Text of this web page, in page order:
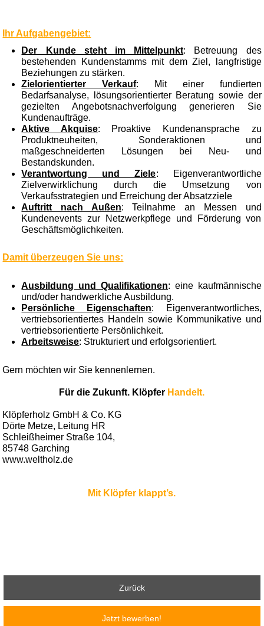
Ihr Aufgabengebiet:
Der Kunde steht im Mittelpunkt: Betreuung des
bestehenden Kundenstamms mit dem Ziel, langfristige
Beziehungen zu stärken.
Zielorientierter Verkauf: Mit einer fundierten
Bedarfsanalyse, lösungsorientierter Beratung sowie der
gezielten Angebotsnachverfolgung generieren Sie
Kundenaufträge.
Aktive Akquise: Proaktive Kundenansprache zu
Produktneuheiten, Sonderaktionen und
maßgeschneiderten Lösungen bei Neu- und
Bestandskunden.
Verantwortung und Ziele: Eigenverantwortliche
Zielverwirklichung durch die Umsetzung von
Verkaufsstrategien und Erreichung der Absatzziele
Auftritt nach Außen: Teilnahme an Messen und
Kundenevents zur Netzwerkpflege und Förderung von
Geschäftsmöglichkeiten.
Damit überzeugen Sie uns:
Ausbildung und Qualifikationen: eine kaufmännische
und/oder handwerkliche Ausbildung.
Persönliche Eigenschaften: Eigenverantwortliches,
vertriebsorientiertes Handeln sowie Kommunikative und
vertriebsorientierte Persönlichkeit.
Arbeitsweise: Strukturiert und erfolgsorientiert.
Gern möchten wir Sie kennenlernen.
Für die Zukunft. Klöpfer Handelt.
Klöpferholz GmbH & Co. KG
Dörte Metze, Leitung HR
Schleißheimer Straße 104,
85748 Garching
www.weltholz.de
Mit Klöpfer klappt’s.
Zurück
Jetzt bewerben!